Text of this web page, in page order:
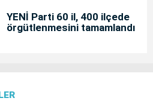
YENİ Parti 60 il, 400 ilçede
örgütlenmesini tamamlandı